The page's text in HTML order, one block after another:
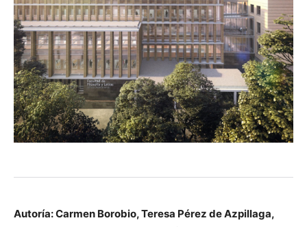
Autoría: Carmen Borobio, Teresa Pérez de Azpillaga,